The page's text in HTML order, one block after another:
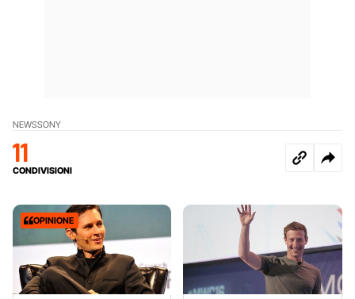
NEWSSONY
11
CONDIVISIONI
OPINIONE